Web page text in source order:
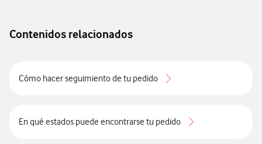
Contenidos relacionados
Cómo hacer seguimiento de tu pedido
En qué estados puede encontrarse tu pedido